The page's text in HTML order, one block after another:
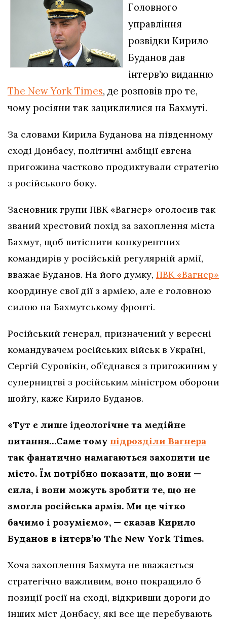
Головного
управління
розвідки Кирило
Буданов дав
інтерв’ю виданню
The New York Times, де розповів про те,
чому росіяни так зациклилися на Бахмуті.
За словами Кирила Буданова на південному
сході Донбасу, політичні амбіції євгена
пригожина частково продиктували стратегію
з російського боку.
Засновник групи ПВК «Вагнер» оголосив так
званий хрестовий похід за захоплення міста
Бахмут, щоб витіснити конкурентних
командирів у російській регулярній армії,
вважає Буданов. На його думку, ПВК «Вагнер»
координує свої дії з армією, але є головною
силою на Бахмутському фронті.
Російський генерал, призначений у вересні
командувачем російських військ в Україні,
Сергій Суровікін, об’єднався з пригожиним у
суперництві з російським міністром оборони
шойгу, каже Кирило Буданов.
«Тут є лише ідеологічне та медійне
питання…Саме тому підрозділи Вагнера
так фанатично намагаються захопити це
місто. Їм потрібно показати, що вони —
сила, і вони можуть зробити те, що не
змогла російська армія. Ми це чітко
бачимо і розуміємо», — сказав Кирило
Буданов в інтерв’ю The New York Times.
Хоча захоплення Бахмута не вважається
стратегічно важливим, воно покращило б
позиції росії на сході, відкривши дороги до
інших міст Донбасу, які все ще перебувають